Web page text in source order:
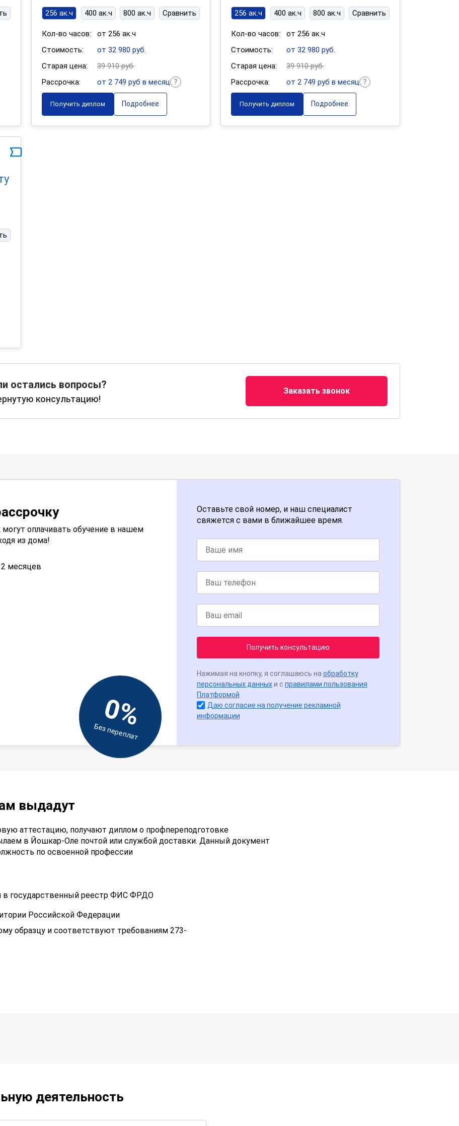
256 ак.ч 400 ак.ч 800 ак.ч Сравнить
Кол-во часов:
от 256 ак.ч
Стоимость:
от 32 980 руб.
Старая цена:
39 910 руб.
Рассрочка:
от 2 749 руб в месяц
Получить диплом Подробнее
256 ак.ч 400 ак.ч 800 ак.ч Сравнить
Кол-во часов:
от 256 ак.ч
Стоимость:
от 32 980 руб.
Старая цена:
39 910 руб.
Рассрочка:
от 2 749 руб в месяц
Получить диплом Подробнее
остались вопросы?
консультацию!
Заказать звонок
оплачивать обучение в нашем
из дома!
месяцев
0%
Без переплат
Оставьте свой номер, и наш специалист
свяжется с вами в ближайшее время.
Получить консультацию
Нажимая на кнопку, я соглашаюсь на обработку
персональных данныхи с правилами пользования
Платформой
Даю согласие на получение рекламной
информации
выдадут
аттестацию, получают диплом о профпереподготовке
в Йошкар-Оле почтой или службой доставки. Данный документ
по освоенной профессии
в государственный реестр ФИС ФРДО
Российской Федерации
образцу и соответствуют требованиям 273-
деятельность